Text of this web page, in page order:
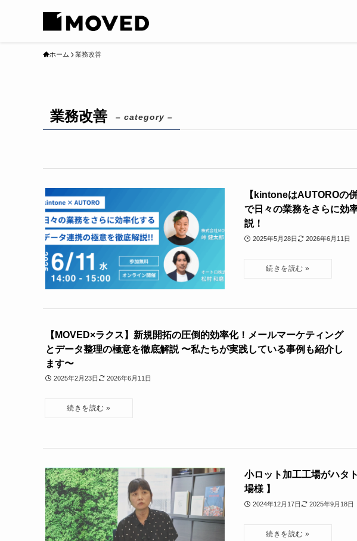
ホーム 業務改善
業務改善 – category –
【kintoneはAUTOROの
で日々の業務をさらに効
説！
2025年5月28日 2026年6月11日
【MOVED×ラクス】新規開拓の圧倒的効率化！メールマーケティング
とデータ整理の極意を徹底解説 〜私たちが実践している事例も紹介し
ます〜
2025年2月23日 2026年6月11日
小ロット加工工場がハタ
場様 】
2024年12月17日 2025年9月18日